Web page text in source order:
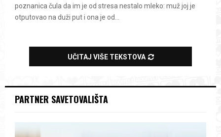
poznanica čula da im je od stresa nestalo mleko: muž joj je
otputovao na duži put i ona je od...
UČITAJ VIŠE TEKSTOVA
PARTNER SAVETOVALIŠTA